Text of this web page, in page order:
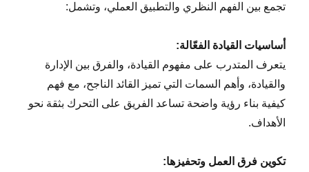
تجمع بين الفهم النظري والتطبيق العملي، وتشمل:
أساسيات القيادة الفعّالة:
يتعرف المتدرب على مفهوم القيادة، والفرق بين الإدارة
والقيادة، وأهم السمات التي تميز القائد الناجح، مع فهم
كيفية بناء رؤية واضحة تساعد الفريق على التحرك بثقة نحو
الأهداف.
تكوين فرق العمل وتحفيزها: